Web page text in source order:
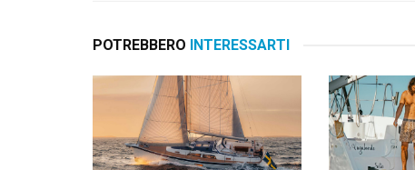
POTREBBERO INTERESSARTI